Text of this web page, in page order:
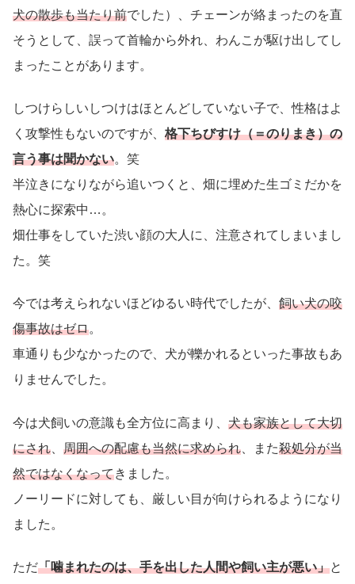
犬の散歩も当たり前でした）、チェーンが絡まったのを直
そうとして、誤って首輪から外れ、わんこが駆け出してし
まったことがあります。
しつけらしいしつけはほとんどしていない子で、性格はよ
く攻撃性もないのですが、 格下ちびすけ（＝のりまき）の
言う事は聞かない。笑
半泣きになりながら追いつくと、畑に埋めた生ゴミだかを
熱心に探索中…。
畑仕事をしていた渋い顔の大人に、注意されてしまいまし
た。笑
今では考えられないほどゆるい時代でしたが、 飼い犬の咬
傷事故はゼロ。
車通りも少なかったので、犬が轢かれるといった事故もあ
りませんでした。
今は犬飼いの意識も全方位に高まり、 犬も家族として大切
にされ
周囲への配慮も当然に求められ 、また殺処分が当
然ではなくなってきました。
ノーリードに対しても、厳しい目が向けられるようになり
ました。
ただ「噛まれたのは、手を出した人間や飼い主が悪い」と